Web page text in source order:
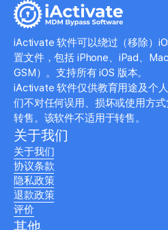
iActivate 软件可以绕过（移除）
置文件，包括 iPhone、iPad、
GSM）。支持所有 iOS 版本。
iActivate 软件仅供教育用途及个
们不对任何误用、损坏或使用方
转售。该软件不适用于转售。
关于我们
关于我们
协议条款
隐私政策
退款政策
评价